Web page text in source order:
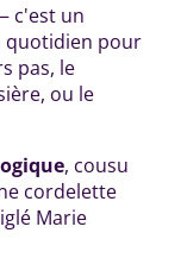
c'est un
quotidien pour
pas, le
ou le
, cousu
cordelette
Marie